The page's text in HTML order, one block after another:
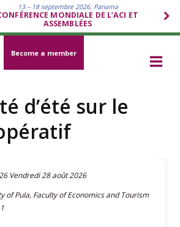
13 – 18 septembre 2026, Panama
MONDIALE DE L’ACI ET
ASSEMBLÉES
Become a member
d’été sur le
Vendredi 28 août 2026
of Pula, Faculty of Economics and Tourism